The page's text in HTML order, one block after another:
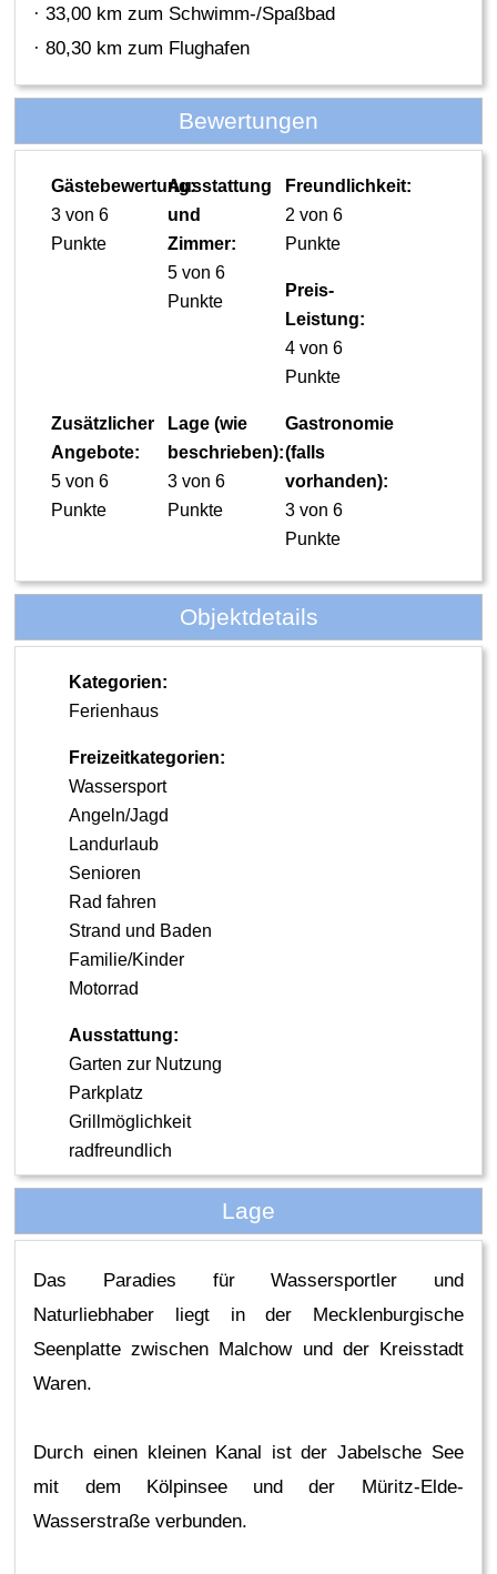
· 33,00 km zum Schwimm-/Spaßbad
· 80,30 km zum Flughafen
Bewertungen
Gästebewertung:
3 von 6
Punkte
Ausstattung
und
Zimmer:
5 von 6
Punkte
Freundlichkeit:
2 von 6
Punkte
Preis-
Leistung:
4 von 6
Punkte
Zusätzlicher
Angebote:
5 von 6
Punkte
Lage (wie
beschrieben):
3 von 6
Punkte
Gastronomie
(falls
vorhanden):
3 von 6
Punkte
Objektdetails
Kategorien:
Ferienhaus
Freizeitkategorien:
Wassersport
Angeln/Jagd
Landurlaub
Senioren
Rad fahren
Strand und Baden
Familie/Kinder
Motorrad
Ausstattung:
Garten zur Nutzung
Parkplatz
Grillmöglichkeit
radfreundlich
Lage
Das Paradies für Wassersportler und
Naturliebhaber liegt in der Mecklenburgische
Seenplatte zwischen Malchow und der Kreisstadt
Waren.
Durch einen kleinen Kanal ist der Jabelsche See
mit dem Kölpinsee und der Müritz-Elde-
Wasserstraße verbunden.